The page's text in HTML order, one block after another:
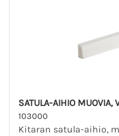
SATULA-AIHIO MUOVIA,
103000
Kitaran satula-aihio,